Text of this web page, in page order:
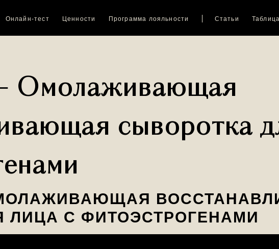
Онлайн-тест Ценности Программа лояльности Статьи
Омолаживающая
сыворотка
ЛИЦА С ФИТОЭСТРОГЕНАМИ